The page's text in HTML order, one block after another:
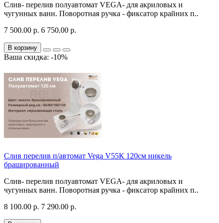
Слив- перелив полуавтомат VEGA- для акриловых и
чугунных ванн. Поворотная ручка - фиксатор крайних п..
7 500.00 р. 6 750.00 р.
В корзину
Ваша скидка: -10%
Слив перелив п/автомат Vega V55К 120см никель
брашированный
Слив- перелив полуавтомат VEGA- для акриловых и
чугунных ванн. Поворотная ручка - фиксатор крайних п..
8 100.00 р. 7 290.00 р.